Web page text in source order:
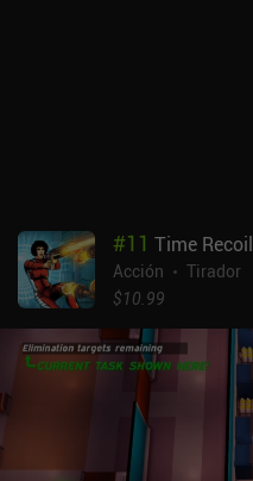
#11 Time Recoil
Acción
Tirador
$10.99